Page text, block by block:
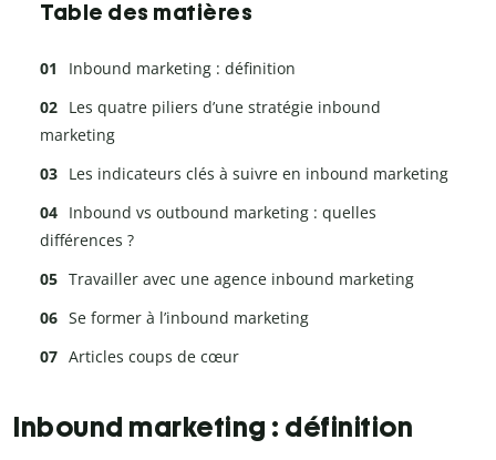
Table des matières
Inbound marketing : définition
Les quatre piliers d’une stratégie inbound
marketing
Les indicateurs clés à suivre en inbound marketing
Inbound vs outbound marketing : quelles
différences ?
Travailler avec une agence inbound marketing
Se former à l’inbound marketing
Articles coups de cœur
Inbound marketing : définition